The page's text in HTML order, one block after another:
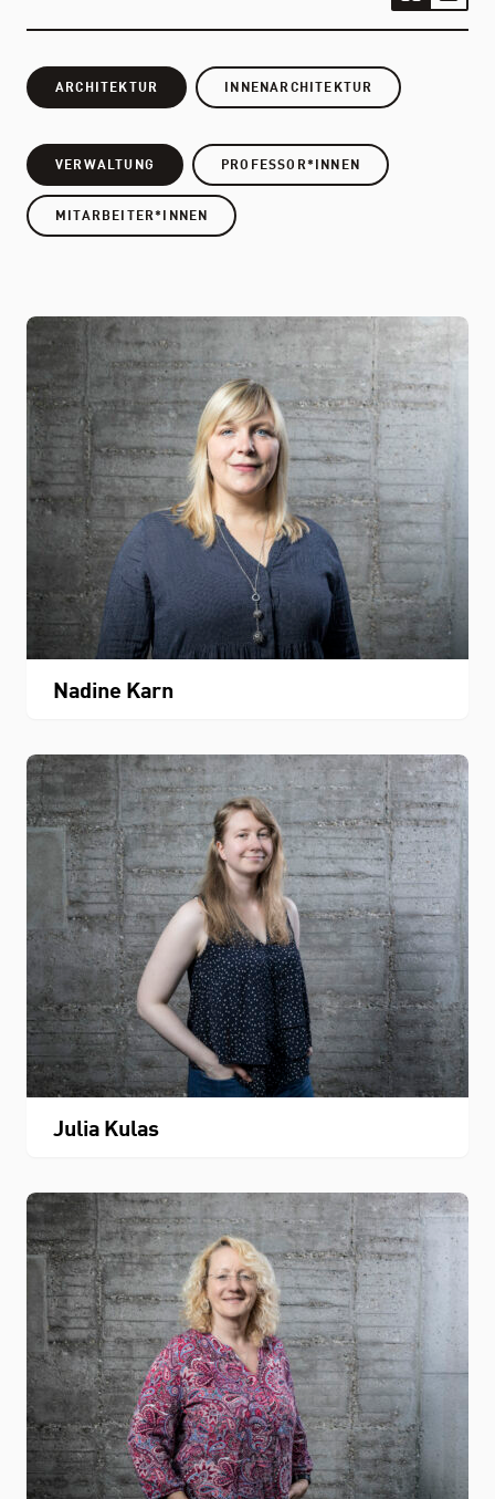
FACHBEREICH
THEMEN
Personenverzeichnis
Fachbereichskalender
ARCHITEKTUR INNENARCHITEKTUR
VERWALTUNG PROFESSOR*INNEN
MITARBEITER*INNEN
Nadine Karn
Julia Kulas